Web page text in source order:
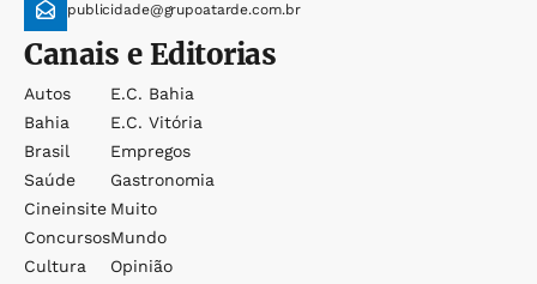
publicidade@grupoatarde.com.br
Canais e Editorias
Autos
Bahia
Brasil
Saúde
Cineinsite
Concursos
Cultura
E.c. Bahia
E.c. Vitória
Empregos
Gastronomia
Muito
Mundo
Opinião